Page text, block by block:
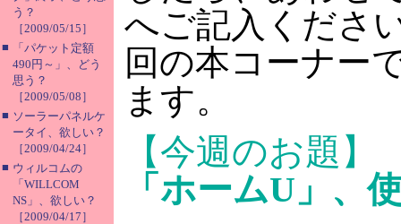
う？
［2009/05/15］
■
「パケット定額
490円～」、どう
思う？
［2009/05/08］
■ ソーラーパネルケ
ータイ、欲しい？
［2009/04/24］
■ ウィルコムの
「WILLCOM
NS」、欲しい？
［2009/04/17］
へご記入くださ
回の本コーナー
ます。
【今週のお題
「ホームU」、